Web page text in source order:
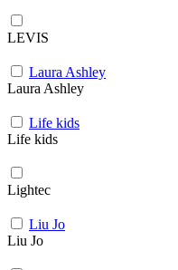
LEVIS
Laura Ashley
Laura Ashley
Life kids
Life kids
Lightec
Liu Jo
Liu Jo